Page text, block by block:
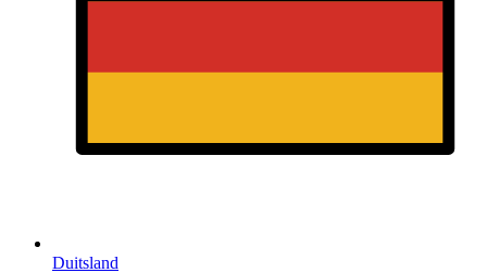
Duitsland